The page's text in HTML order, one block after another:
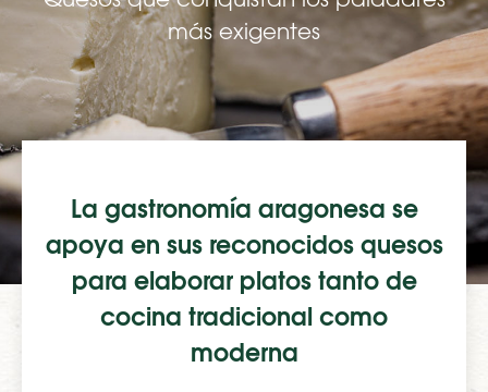
más exigentes
La gastronomía aragonesa se
apoya en sus reconocidos quesos
para elaborar platos tanto de
cocina tradicional como
moderna